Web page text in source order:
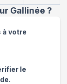
Gallinée ?
à votre
le